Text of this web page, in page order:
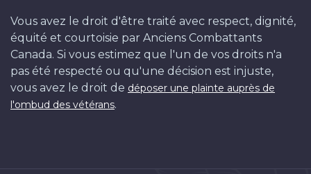
Vous avez le droit d'être traité avec respect, dignité,
équité et courtoisie par Anciens Combattants
Canada. Si vous estimez que l'un de vos droits n'a
pas été respecté ou qu'une décision est injuste,
vous avez le droit de déposer une plainte auprès de
l'ombud des vétérans.